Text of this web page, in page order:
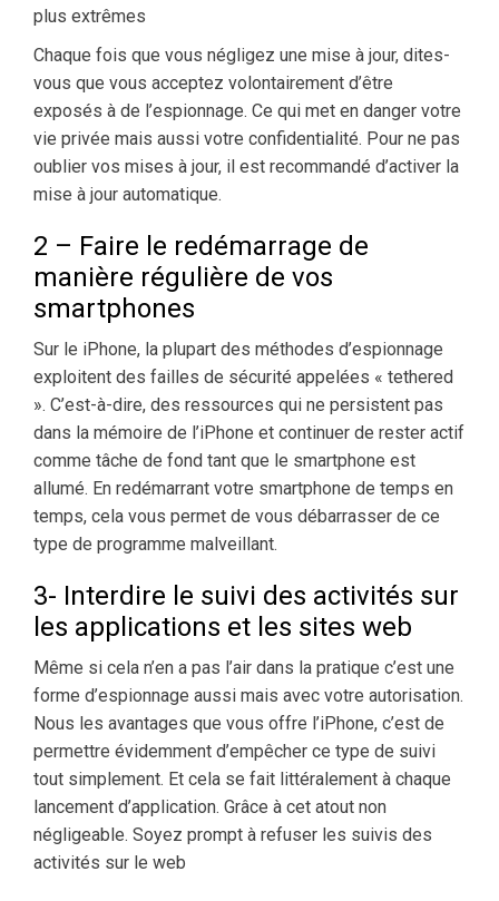
plus extrêmes
Chaque fois que vous négligez une mise à jour, dites-
vous que vous acceptez volontairement d’être
exposés à de l’espionnage. Ce qui met en danger votre
vie privée mais aussi votre confidentialité. Pour ne pas
oublier vos mises à jour, il est recommandé d’activer la
mise à jour automatique.
2 – Faire le redémarrage de
manière régulière de vos
smartphones
Sur le iPhone, la plupart des méthodes d’espionnage
exploitent des failles de sécurité appelées « tethered
». C’est-à-dire, des ressources qui ne persistent pas
dans la mémoire de l’iPhone et continuer de rester actif
comme tâche de fond tant que le smartphone est
allumé. En redémarrant votre smartphone de temps en
temps, cela vous permet de vous débarrasser de ce
type de programme malveillant.
3- Interdire le suivi des activités sur
les applications et les sites web
Même si cela n’en a pas l’air dans la pratique c’est une
forme d’espionnage aussi mais avec votre autorisation.
Nous les avantages que vous offre l’iPhone, c’est de
permettre évidemment d’empêcher ce type de suivi
tout simplement. Et cela se fait littéralement à chaque
lancement d’application. Grâce à cet atout non
négligeable. Soyez prompt à refuser les suivis des
activités sur le web